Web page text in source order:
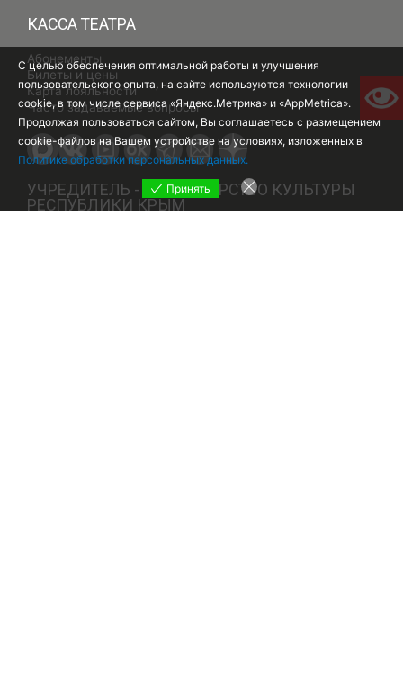
КАССА ТЕАТРА
Абонементы
Билеты и цены
Карта лояльности
Часто задаваемые вопросы
УЧРЕДИТЕЛЬ - МИНИСТЕРСТВО КУЛЬТУРЫ
РЕСПУБЛИКИ КРЫМ
С целью обеспечения оптимальной работы и улучшения
пользовательского опыта, на сайте используются технологии
cookie, в том числе сервиса «Яндекс.Метрика» и «AppMetrica».
Продолжая пользоваться сайтом, Вы соглашаетесь с размещением
cookie-файлов на Вашем устройстве на условиях, изложенных в
Политике обработки персональных данных.
Принять